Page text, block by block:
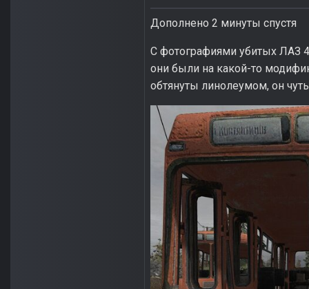
Дополнено 2 минуты спустя
С фотографиями убитых ЛАЗ
они были на какой-то
обтянуты линолеумом, он